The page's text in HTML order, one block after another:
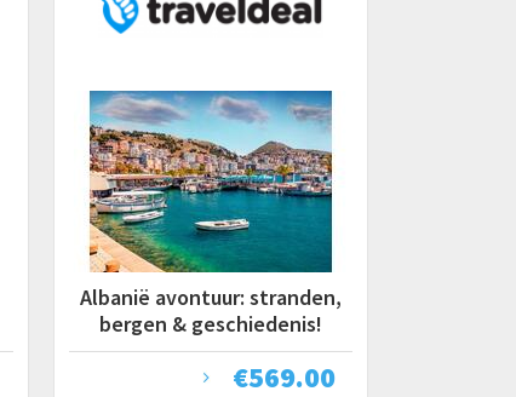
Albanië avontuur: stranden,
bergen & geschiedenis!
€569.00